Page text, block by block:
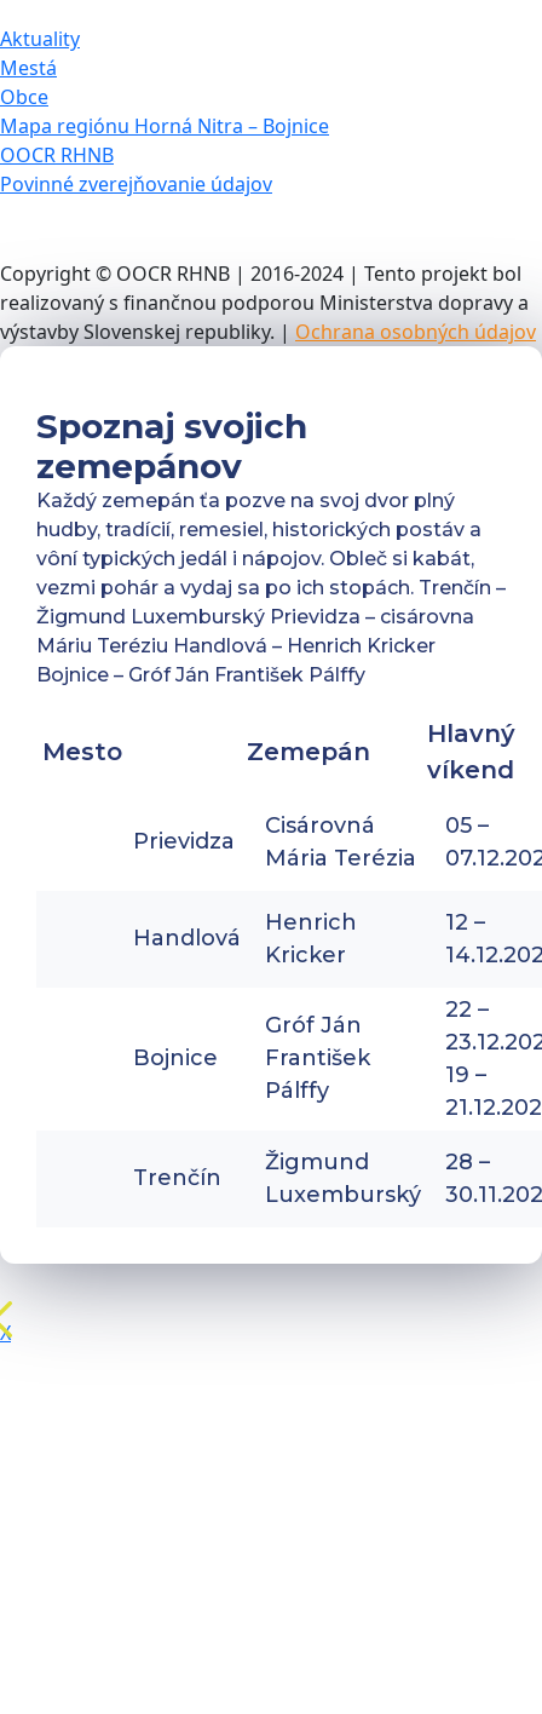
Aktuality
Mestá
Obce
Mapa regiónu Horná Nitra – Bojnice
OOCR RHNB
Povinné zverejňovanie údajov
Copyright © OOCR RHNB | 2016-2024 | Tento projekt bol
realizovaný s finančnou podporou Ministerstva dopravy a
výstavby Slovenskej republiky. | Ochrana osobných údajov
Spoznaj svojich
zemepánov
Každý zemepán ťa pozve na svoj dvor plný
hudby, tradícií, remesiel, historických postáv a
vôní typických jedál i nápojov. Obleč si kabát,
vezmi pohár a vydaj sa po ich stopách. Trenčín –
Žigmund Luxemburský Prievidza – cisárovna
Máriu Teréziu Handlová – Henrich Kricker
Bojnice – Gróf Ján František Pálffy
Mesto Zemepán
Hlavný
víkend
Prievidza
Cisárovná
Mária Terézia
05 –
Handlová
Henrich
Kricker
12 –
Bojnice
Gróf Ján
František
Pálffy
22 –
19 –
Trenčín
Žigmund
Luxemburský
28 –
X